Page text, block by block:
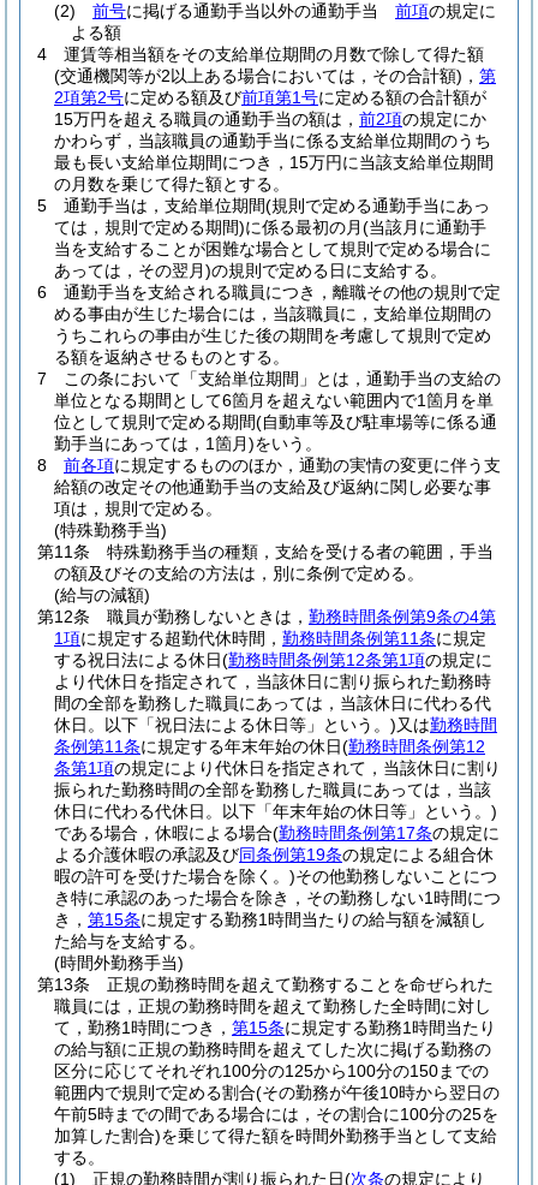
(2)
前号に掲げる通勤手当以外の通勤手当 前項の規定に
よる額
4
運賃等相当額をその支給単位期間の月数で除して得た額
(交通機関等が2以上ある場合においては，その合計額) ， 第
2項第2号に定める額及び前項第1号に定める額の合計額が
15万円を超える職員の通勤手当の額は， 前2項の規定にか
かわらず，当該職員の通勤手当に係る支給単位期間のうち
最も長い支給単位期間につき，15万円に当該支給単位期間
の月数を乗じて得た額とする。
5
通勤手当は，支給単位期間(規則で定める通勤手当にあっ
ては，規則で定める期間)に係る最初の月(当該月に通勤手
当を支給することが困難な場合として規則で定める場合に
あっては，その翌月)の規則で定める日に支給する。
6
通勤手当を支給される職員につき，離職その他の規則で定
める事由が生じた場合には，当該職員に，支給単位期間の
うちこれらの事由が生じた後の期間を考慮して規則で定め
る額を返納させるものとする。
7
この条において「支給単位期間」とは，通勤手当の支給の
単位となる期間として6箇月を超えない範囲内で1箇月を単
位として規則で定める期間(自動車等及び駐車場等に係る通
勤手当にあっては，1箇月)をいう。
8
前各項に規定するもののほか，通勤の実情の変更に伴う支
給額の改定その他通勤手当の支給及び返納に関し必要な事
項は，規則で定める。
(特殊勤務手当)
第11条
特殊勤務手当の種類，支給を受ける者の範囲，手当
の額及びその支給の方法は，別に条例で定める。
(給与の減額)
第12条
職員が勤務しないときは， 勤務時間条例第9条の4第
1項に規定する超勤代休時間， 勤務時間条例第11条に規定
する祝日法による休日(勤務時間条例第12条第1項の規定に
より代休日を指定されて，当該休日に割り振られた勤務時
間の全部を勤務した職員にあっては，当該休日に代わる代
休日。以下「祝日法による休日等」という。)又は勤務時間
条例第11条に規定する年末年始の休日(勤務時間条例第12
条第1項の規定により代休日を指定されて，当該休日に割り
振られた勤務時間の全部を勤務した職員にあっては，当該
休日に代わる代休日。以下「年末年始の休日等」という。)
である場合，休暇による場合(勤務時間条例第17条の規定に
よる介護休暇の承認及び同条例第19条の規定による組合休
暇の許可を受けた場合を除く。)その他勤務しないことにつ
き特に承認のあった場合を除き，その勤務しない1時間につ
き， 第15条に規定する勤務1時間当たりの給与額を減額し
た給与を支給する。
(時間外勤務手当)
第13条
正規の勤務時間を超えて勤務することを命ぜられた
職員には，正規の勤務時間を超えて勤務した全時間に対し
て，勤務1時間につき， 第15条に規定する勤務1時間当たり
の給与額に正規の勤務時間を超えてした次に掲げる勤務の
区分に応じてそれぞれ100分の125から100分の150までの
範囲内で規則で定める割合(その勤務が午後10時から翌日の
午前5時までの間である場合には，その割合に100分の25を
加算した割合)を乗じて得た額を時間外勤務手当として支給
する。
(1)
正規の勤務時間が割り振られた日(次条の規定により